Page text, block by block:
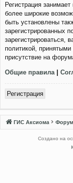
Регистрация
более широкие
быть установлены
зарегистрированных
зарегистрироваться,
политикой,
присутствие на
Общие правила |
Регистрация
ГИС Аксиома
Создано на